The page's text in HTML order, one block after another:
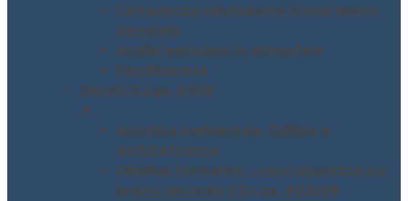
Consulenza valutazione stress lavoro
correlato
Analisi emissioni in atmosfera
Fondimpresa
Servizi D.Lgs. 81/08
▼
Acustica Ambientale, Edilizia e
Architettonica
Obbligo formativo – corsi sicurezza sul
lavoro secondo il D.Lgs. 81/2008